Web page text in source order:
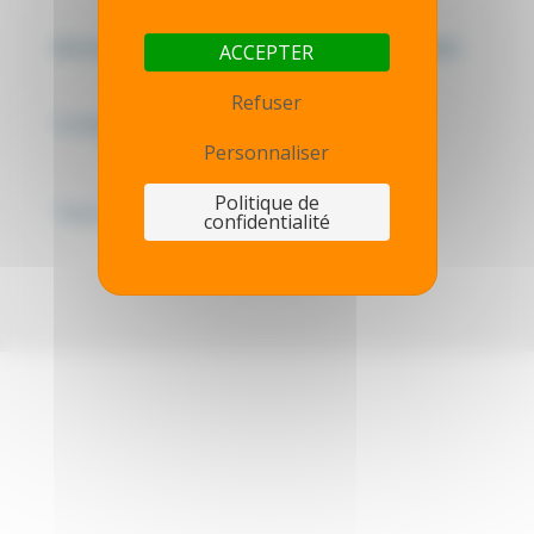
Mentions légales - Politique de confidentialité
ACCEPTER
Refuser
Personnaliser
Politique de
confidentialité